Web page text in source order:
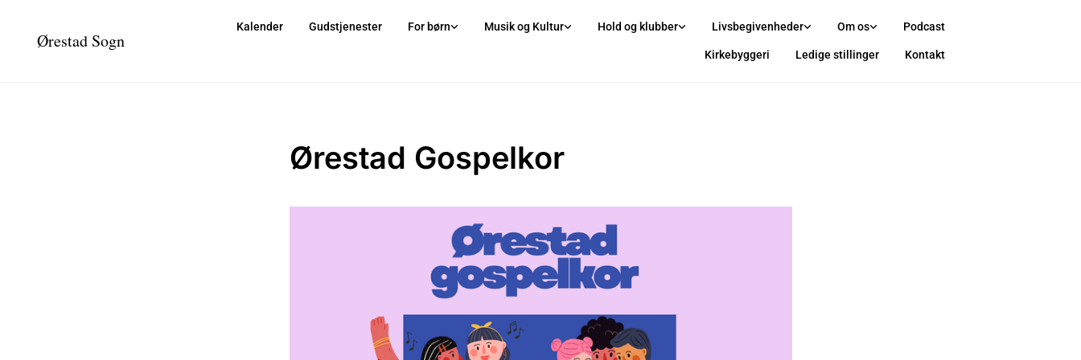
Ørestad Sogn
Kalender Gudstjenester For børn Musik og Kultur Hold og klubber Livsbegivenheder Om os Podcast
Kirkebyggeri Ledige stillinger Kontakt
Ørestad Gospelkor